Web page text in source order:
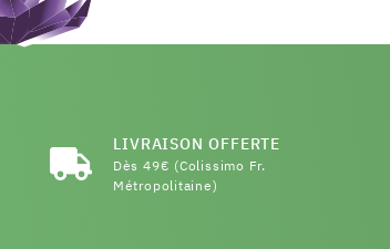
LIVRAISON OFFERTE
Dès 49€ (Colissimo Fr.
Métropolitaine)